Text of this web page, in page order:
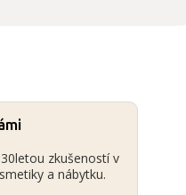
zkušeností v
a nábytku.